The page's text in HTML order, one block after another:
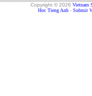
Copyright © 2026 Vietnam
Hoc Tieng Anh - Submit